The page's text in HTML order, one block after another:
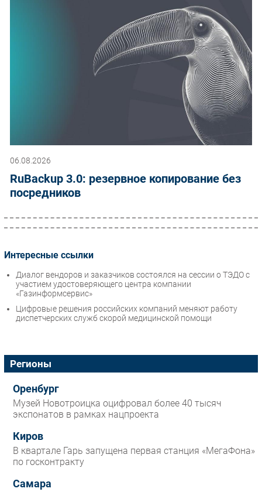
06.08.2026
RuBackup 3.0: резервное копирование без
посредников
Интересные ссылки
Диалог вендоров и заказчиков состоялся на сессии о ТЭДО с
участием удостоверяющего центра компании
«Газинформсервис»
Цифровые решения российских компаний меняют работу
диспетчерских служб скорой медицинской помощи
Регионы
Оренбург
Музей Новотроицка оцифровал более 40 тысяч
экспонатов в рамках нацпроекта
Киров
В квартале Гарь запущена первая станция «МегаФона»
по госконтракту
Самара